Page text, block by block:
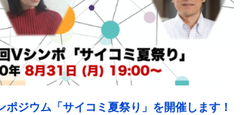
ポジウム「サイコミ夏祭り」を開催します！